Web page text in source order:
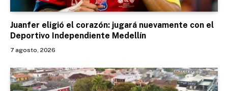
Juanfer eligió el corazón: jugará nuevamente con el
Deportivo Independiente Medellín
7 agosto, 2026